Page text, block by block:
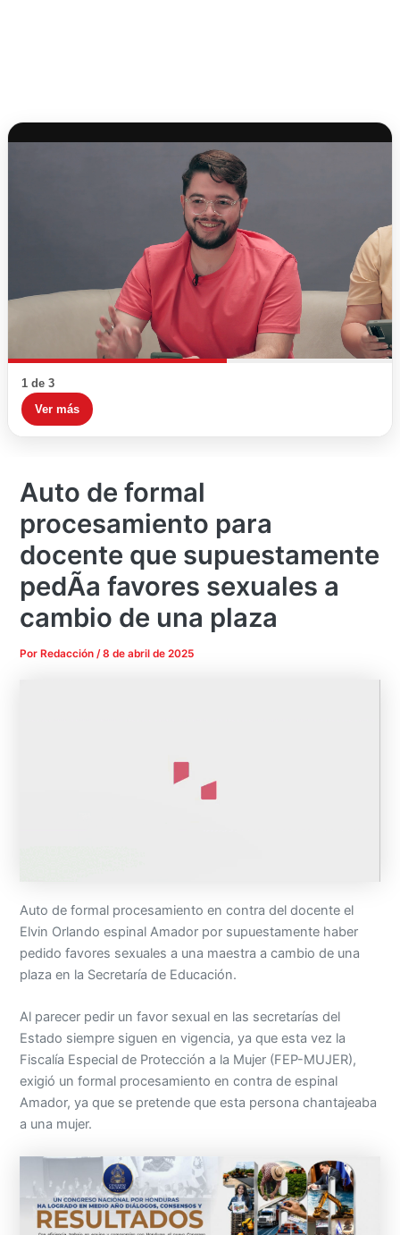
1 de 3
Ver más
Auto de formal
procesamiento para
docente que supuestamente
pedÃ­a favores sexuales a
cambio de una plaza
Por Redacción/8 de abril de 2025
Auto de formal procesamiento en contra del docente el
Elvin Orlando espinal Amador por supuestamente haber
pedido favores sexuales a una maestra a cambio de una
plaza en la Secretaría de Educación.
Al parecer pedir un favor sexual en las secretarías del
Estado siempre siguen en vigencia, ya que esta vez la
Fiscalía Especial de Protección a la Mujer (FEP-MUJER),
exigió un formal procesamiento en contra de espinal
Amador, ya que se pretende que esta persona chantajeaba
a una mujer.